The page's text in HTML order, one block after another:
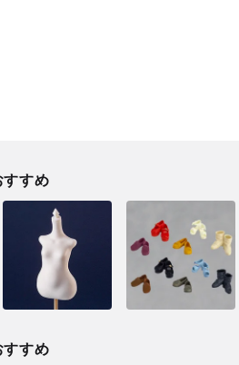
すすめ
すすめ